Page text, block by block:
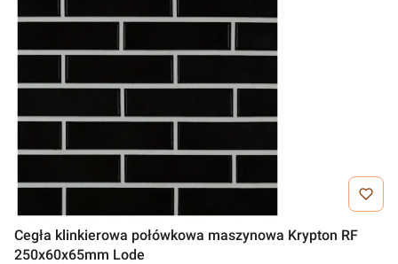
Cegła klinkierowa połówkowa maszynowa Krypton RF
250x60x65mm Lode